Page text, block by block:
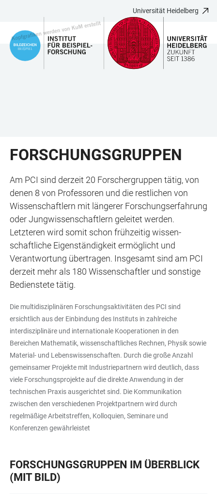
ZUR
BARRIEREFREIHEIT
Universität Heidelberg
FORSCHUNGSGRUPPEN
Am PCI sind derzeit 20 Forschergruppen tätig, von
denen 8 von Professoren und die restlichen von
Wissenschaftlern mit längerer Forschungserfahrung
oder Jungwissenschaftlern geleitet werden.
Letzteren wird somit schon frühzeitig wissen­
schaftliche Eigenständigkeit ermöglicht und
Verantwortung übertragen. Insgesamt sind am PCI
derzeit mehr als 180 Wissenschaftler und sonstige
Bedienstete tätig.
Die multidisziplinären Forschungsaktivitäten des PCI sind
ersichtlich aus der Einbindung des Instituts in zahlreiche
interdisziplinäre und internationale Kooperationen in den
Bereichen Mathematik, wissenschaftliches Rechnen, Physik sowie
Material- und Lebenswissenschaften. Durch die große Anzahl
gemeinsamer Projekte mit Industriepartnern wird deutlich, dass
viele Forschungsprojekte auf die direkte Anwendung in der
technischen Praxis ausgerichtet sind. Die Kommunikation
zwischen den verschiedenen Projektpartnern wird durch
regelmäßige Arbeitstreffen, Kolloquien, Seminare und
Konferenzen gewährleistet
FORSCHUNGSGRUPPEN IM ÜBERBLICK
(MIT BILD)